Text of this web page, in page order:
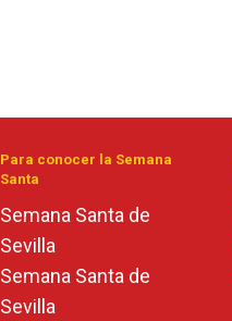
Para conocer la Semana
Santa
Semana Santa de
Sevilla
Semana Santa de
Sevilla